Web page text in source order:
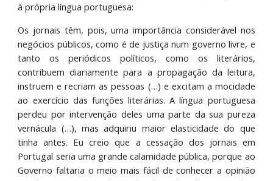
à própria língua portuguesa:
Os jornais têm, pois, uma importância considerável nos
negócios públicos, como é de justiça num governo livre, e
tanto os periódicos políticos, como os literários,
contribuem diariamente para a propagação da leitura,
instruem e recriam as pessoas (…) e excitam a mocidade
ao exercício das funções literárias. A língua portuguesa
perdeu por intervenção deles uma parte da sua pureza
vernácula (…), mas adquiriu maior elasticidade do que
tinha antes. Eu creio que a cessação dos jornais em
Portugal seria uma grande calamidade pública, porque ao
Governo faltaria o meio mais fácil de conhecer a opinião